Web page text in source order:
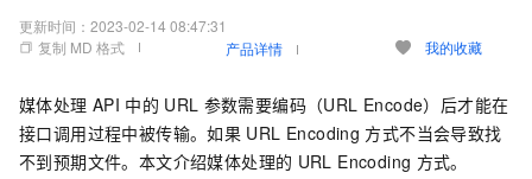
更新时间： 2023-02-14 08:47:31
复制 MD 格式
产品详情 我的收藏
媒体处理 API 中的 URL 参数需要编码（URL Encode）后才能在
接口调用过程中被传输。如果 URL Encoding 方式不当会导致找
不到预期文件。本文介绍媒体处理的 URL Encoding 方式。